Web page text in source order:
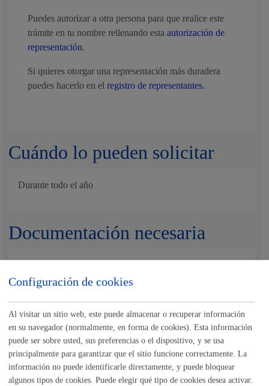
Puedes autorizar a otra persona para que realice este
trámite en tu nombre rellenando estaautorización de
representación.
Si quieres otorgar una representación más duradera
puedes hacerlo en elregistro de representantes.
Cuándo lo pueden solicitar
Durante todo el año
Documentación necesaria
documentación"
es obligatorio
el uso del formulario o del impreso
específico indicado en este trámite.
Tamaño máximo anexos:50 Mb
Configuración de cookies
Al visitar un sitio web, este puede almacenar o recuperar información
en su navegador (normalmente, en forma de cookies). Esta información
puede ser sobre usted, sus preferencias o el dispositivo, y se usa
principalmente para garantizar que el sitio funcione correctamente. La
información no puede identificarle directamente, y puede bloquear
algunos tipos de cookies. Puede elegir qué tipo de cookies desea activar.